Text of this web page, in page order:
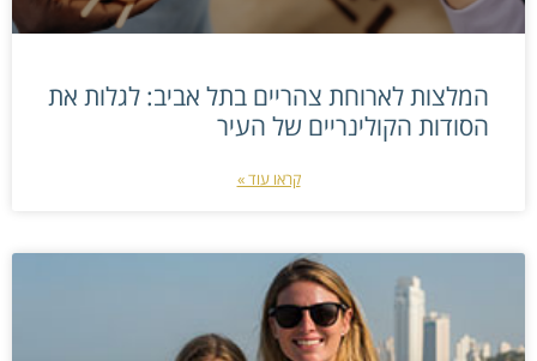
המלצות לארוחת צהריים בתל אביב: לגלות את
הסודות הקולינריים של העיר
קראו עוד »